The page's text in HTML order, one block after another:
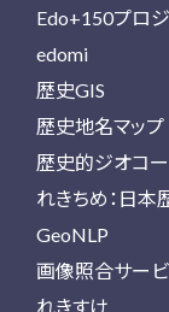
Edo+150プロジ
edomi
歴史GIS
歴史地名マップ
歴史的ジオコ
れきちめ：日
GeoNLP
画像照合サー
れきすけ